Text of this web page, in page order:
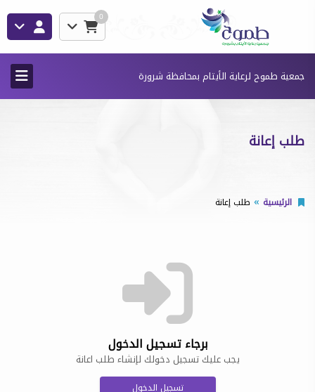
0
جمعية طموح لرعاية الأيتام بمحافظة شرورة
طلب إعانة
الرئيسية طلب إعانة
برجاء تسجيل الدخول
يجب عليك تسجيل دخولك لإنشاء طلب اعانة
تسجيل الدخول